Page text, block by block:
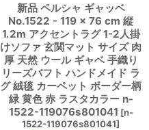
新品 ペルシャ ギャッベ
No.1522 - 119 × 76 cm 縦
1.2m アクセントラグ 1-2人掛
けソファ 玄関マット サイズ 肉
厚 天然 ウール ギャベ 手織り
リーズバフト ハンドメイド ラ
グ 絨毯 カーペット ボーダー柄
緑 黄色 赤 ラスタカラー n-
1522-119076s801041 [n-
1522-119076s801041]